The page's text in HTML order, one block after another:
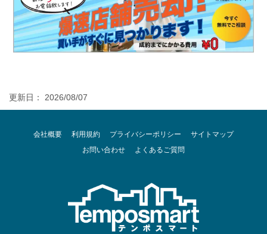
更新日： 2026/08/07
会社概要 利用規約 プライバシーポリシー
サイトマップ
お問い合わせ
よくあるご質問